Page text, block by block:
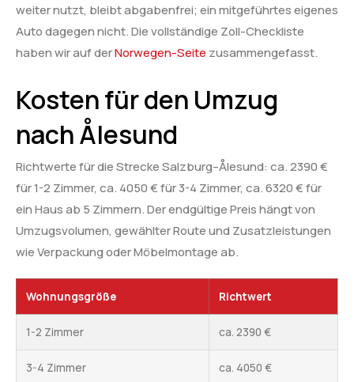
weiter nutzt, bleibt abgabenfrei; ein mitgeführtes eigenes
Auto dagegen nicht. Die vollständige Zoll-Checkliste
haben wir auf derNorwegen-Seite zusammengefasst.
Kosten für den Umzug
nach Ålesund
Richtwerte für die Strecke Salzburg–Ålesund: ca. 2390 €
für 1-2 Zimmer, ca. 4050 € für 3-4 Zimmer, ca. 6320 € für
ein Haus ab 5 Zimmern. Der endgültige Preis hängt von
Umzugsvolumen, gewählter Route und Zusatzleistungen
wie Verpackung oder Möbelmontage ab.
Wohnungsgröße Richtwert
1-2 Zimmer ca. 2390 €
3-4 Zimmer ca. 4050 €